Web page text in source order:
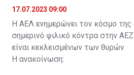
17.07.2023 09:00
Η ΑΕΛ ενημερώνει τον κόσμο
σημερινό φιλικό κόντρα στην
είναι κεκλεισμένων των θυρών.
Η ανακοίνωση: